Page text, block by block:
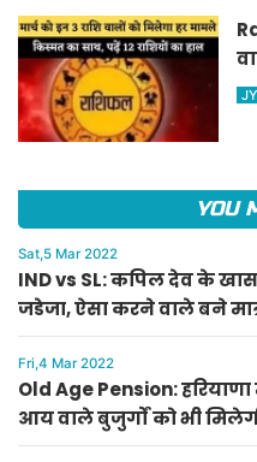
YOU
Sat,5 Mar 2022
IND vs SL: कपिल देव के
जडेजा, ऐसा करने वाले बने
Fri,4 Mar 2022
Old Age Pension:
आय वाले बुजुर्गों को भी
लाल का ऐलान